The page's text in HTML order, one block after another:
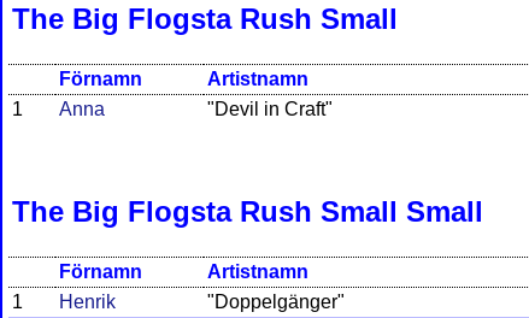
The Big Flogsta Rush Small
Förnamn Artistnamn
1
Anna "Devil in Craft"
The Big Flogsta Rush Small Small
Förnamn Artistnamn
1
Henrik "Doppelgänger"